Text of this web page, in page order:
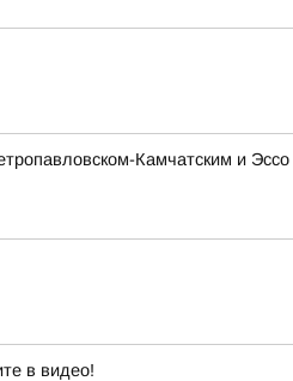
Камчатским и Эссо
в видео!